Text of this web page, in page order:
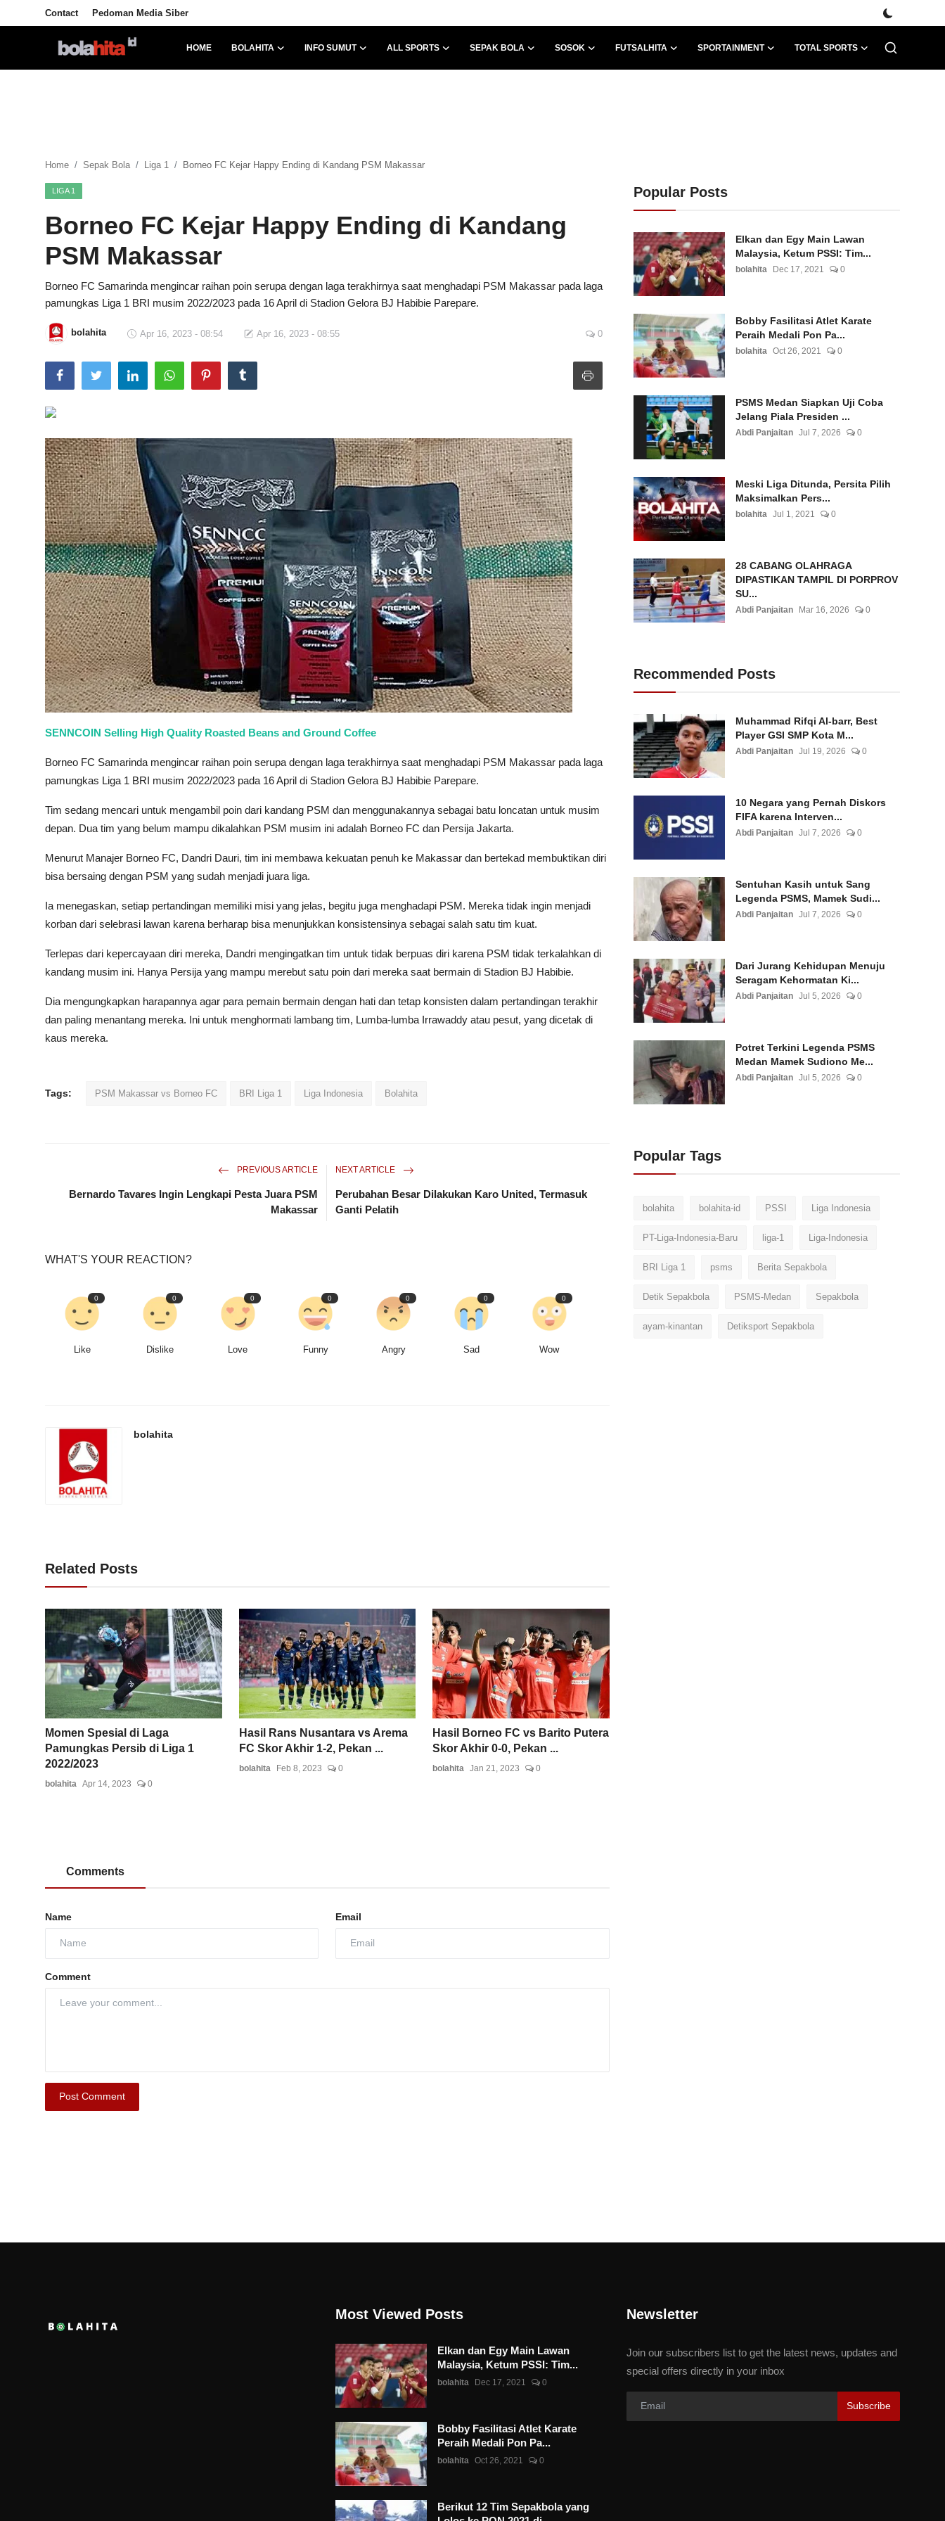
Contact Pedoman Media Siber
HOME BOLAHITA INFO SUMUT ALL SPORTS SEPAK BOLA SOSOK FUTSALHITA SPORTAINMENT TOTAL SPORTS
All Sports
Sportainment
Total Sports
Home Sepak Bola Liga 1 Borneo FC Kejar Happy Ending di Kandang PSM Makassar
LIGA 1
Borneo FC Kejar Happy Ending di Kandang
PSM Makassar
Borneo FC Samarinda mengincar raihan poin serupa dengan laga terakhirnya saat menghadapi PSM Makassar pada laga
pamungkas Liga 1 BRI musim 2022/2023 pada 16 April di Stadion Gelora BJ Habibie Parepare.
bolahita Apr 16, 2023 - 08:54 Apr 16, 2023 - 08:55 0
SENNCOIN Selling High Quality Roasted Beans and Ground Coffee
Borneo FC Samarinda mengincar raihan poin serupa dengan laga terakhirnya saat menghadapi PSM Makassar pada laga
pamungkas Liga 1 BRI musim 2022/2023 pada 16 April di Stadion Gelora BJ Habibie Parepare.
Tim sedang mencari untuk mengambil poin dari kandang PSM dan menggunakannya sebagai batu loncatan untuk musim
depan. Dua tim yang belum mampu dikalahkan PSM musim ini adalah Borneo FC dan Persija Jakarta.
Menurut Manajer Borneo FC, Dandri Dauri, tim ini membawa kekuatan penuh ke Makassar dan bertekad membuktikan diri
bisa bersaing dengan PSM yang sudah menjadi juara liga.
Ia menegaskan, setiap pertandingan memiliki misi yang jelas, begitu juga menghadapi PSM. Mereka tidak ingin menjadi
korban dari selebrasi lawan karena berharap bisa menunjukkan konsistensinya sebagai salah satu tim kuat.
Terlepas dari kepercayaan diri mereka, Dandri mengingatkan tim untuk tidak berpuas diri karena PSM tidak terkalahkan di
kandang musim ini. Hanya Persija yang mampu merebut satu poin dari mereka saat bermain di Stadion BJ Habibie.
Dia mengungkapkan harapannya agar para pemain bermain dengan hati dan tetap konsisten dalam pertandingan terakhir
dan paling menantang mereka. Ini untuk menghormati lambang tim, Lumba-lumba Irrawaddy atau pesut, yang dicetak di
kaus mereka.
Tags: PSM Makassar vs Borneo FC BRI Liga 1 Liga Indonesia Bolahita
PREVIOUS ARTICLE
Bernardo Tavares Ingin Lengkapi Pesta Juara PSM
Makassar
NEXT ARTICLE
Perubahan Besar Dilakukan Karo United, Termasuk
Ganti Pelatih
WHAT'S YOUR REACTION?
0
Like
0
Dislike
0
Love
0
Funny
0
Angry
0
Sad
0
Wow
bolahita
Related Posts
Momen Spesial di Laga
Pamungkas Persib di Liga 1
2022/2023
bolahita Apr 14, 2023 0
Hasil Rans Nusantara vs Arema
FC Skor Akhir 1-2, Pekan ...
bolahita Feb 8, 2023 0
Hasil Borneo FC vs Barito Putera
Skor Akhir 0-0, Pekan ...
bolahita Jan 21, 2023 0
Comments
Name Email
Comment
Post Comment
Popular Posts
Elkan dan Egy Main Lawan
Malaysia, Ketum PSSI: Tim...
bolahita Dec 17, 2021 0
Bobby Fasilitasi Atlet Karate
Peraih Medali Pon Pa...
bolahita Oct 26, 2021 0
PSMS Medan Siapkan Uji Coba
Jelang Piala Presiden ...
Abdi Panjaitan Jul 7, 2026 0
Meski Liga Ditunda, Persita Pilih
Maksimalkan Pers...
bolahita Jul 1, 2021 0
28 CABANG OLAHRAGA
DIPASTIKAN TAMPIL DI PORPROV
SU...
Abdi Panjaitan Mar 16, 2026 0
Recommended Posts
Muhammad Rifqi Al-barr, Best
Player GSI SMP Kota M...
Abdi Panjaitan Jul 19, 2026 0
10 Negara yang Pernah Diskors
FIFA karena Interven...
Abdi Panjaitan Jul 7, 2026 0
Sentuhan Kasih untuk Sang
Legenda PSMS, Mamek Sudi...
Abdi Panjaitan Jul 7, 2026 0
Dari Jurang Kehidupan Menuju
Seragam Kehormatan Ki...
Abdi Panjaitan Jul 5, 2026 0
Potret Terkini Legenda PSMS
Medan Mamek Sudiono Me...
Abdi Panjaitan Jul 5, 2026 0
Popular Tags
bolahita bolahita-id PSSI Liga Indonesia
PT-Liga-Indonesia-Baru liga-1 Liga-Indonesia
BRI Liga 1 psms Berita Sepakbola
Detik Sepakbola PSMS-Medan Sepakbola
ayam-kinantan Detiksport Sepakbola
Most Viewed Posts
Elkan dan Egy Main Lawan
Malaysia, Ketum PSSI: Tim...
bolahita Dec 17, 2021 0
Bobby Fasilitasi Atlet Karate
Peraih Medali Pon Pa...
bolahita Oct 26, 2021 0
Berikut 12 Tim Sepakbola yang
Newsletter
Join our subscribers list to get the latest news, updates and
special offers directly in your inbox
Subscribe